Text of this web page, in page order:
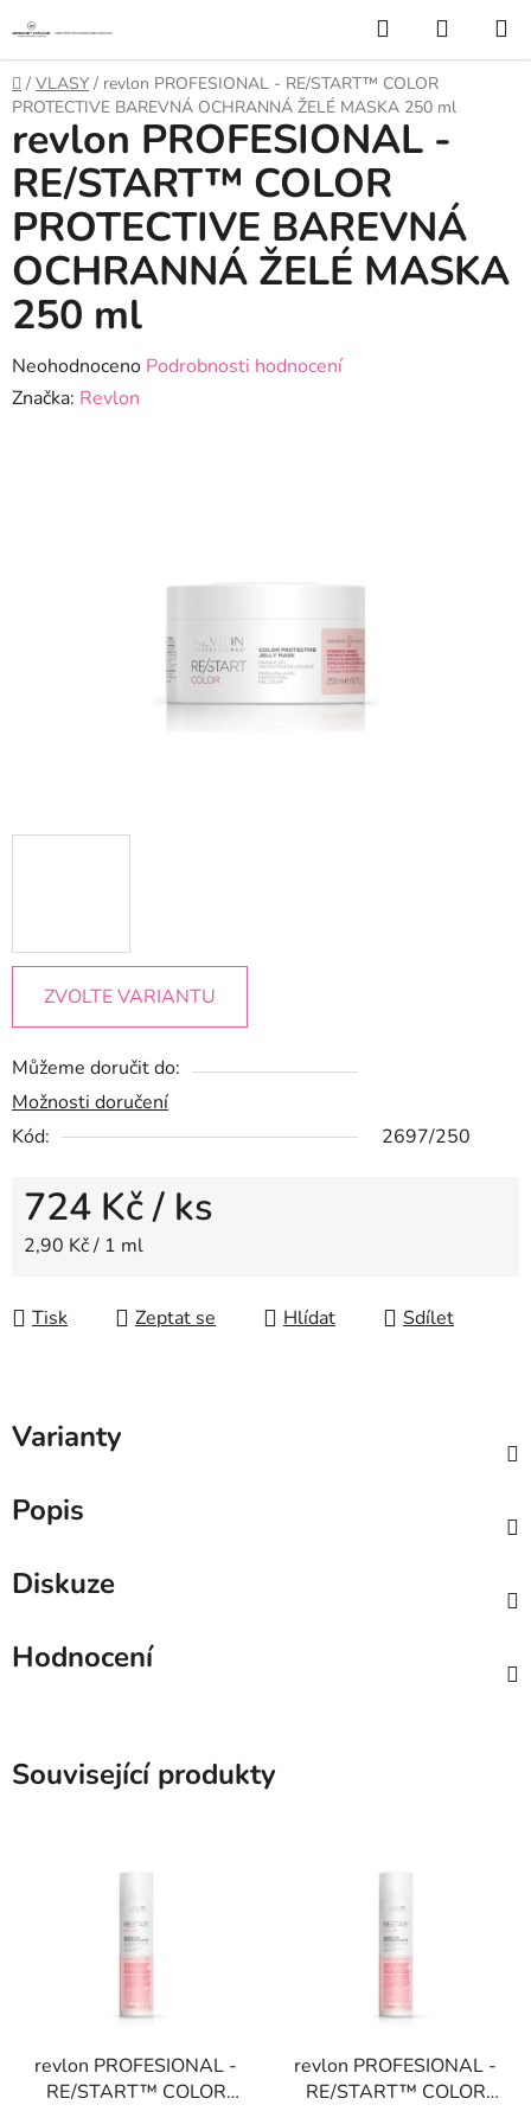
na
obsah
Hledat
KOŠÍK
Domů
/ VLASY / revlon PROFESIONAL - RE/START™ COLOR
PROTECTIVE BAREVNÁ OCHRANNÁ ŽELÉ MASKA 250 ml
ZVOLTE VARIANTU
Můžeme doručit do:
Možnosti doručení
Kód:
2697/250
724 Kč/ ks
Měrná cena:
2,90 Kč / 1 ml
Tisk Zeptat se Hlídat Sdílet
revlon PROFESIONAL -
RE/START™ COLOR
PROTECTIVE BAREVNÁ
OCHRANNÁ ŽELÉ MASKA
250 ml
Průměrné
hodnocení
Neohodnoceno Podrobnosti hodnocení
Značka: Revlon
Varianty
Popis
Diskuze
Hodnocení
Související produkty
revlon PROFESIONAL -
RE/START™ COLOR
revlon PROFESIONAL -
RE/START™ COLOR